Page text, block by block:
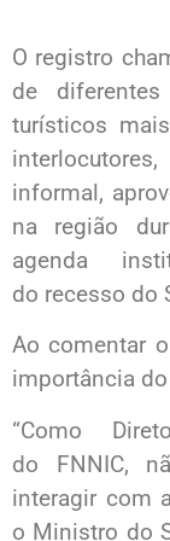
O registro
de
turísticos
informal,
na região
agenda
do recesso do
Ao comentar
importância
“Como
do FNNIC,
interagir com
o Ministro do